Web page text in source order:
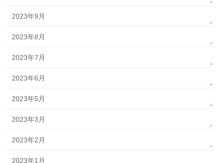
2023年9月
2023年8月
2023年7月
2023年6月
2023年5月
2023年3月
2023年2月
2023年1月